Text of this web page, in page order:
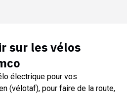
sur lesvélos
électrique pour vos
(vélotaf), pour faire de la route,